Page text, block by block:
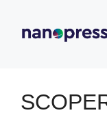
contenuto